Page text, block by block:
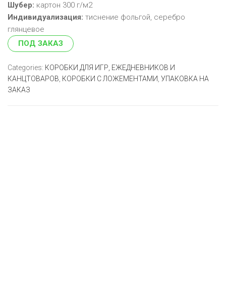
Шубер: картон 300 г/м2
Индивидуализация: тиснение фольгой, серебро
глянцевое
ПОД ЗАКАЗ
Categories: КОРОБКИ ДЛЯ ИГР, ЕЖЕДНЕВНИКОВ И
КАНЦТОВАРОВ КОРОБКИ С ЛОЖЕМЕНТАМИ УПАКОВКА НА
ЗАКАЗ